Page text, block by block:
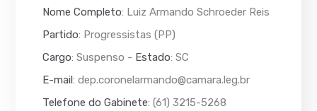
Nome Completo: Luiz Armando Schroeder Reis
Partido: Progressistas (PP)
Cargo: Suspenso - Estado: SC
E-mail:dep.coronelarmando@camara.leg.br
Telefone do Gabinete: (61) 3215-5268